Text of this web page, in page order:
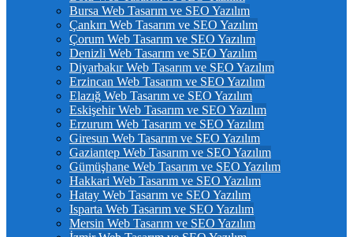
Bursa Web Tasarım ve SEO Yazılım
Çankırı Web Tasarım ve SEO Yazılım
Çorum Web Tasarım ve SEO Yazılım
Denizli Web Tasarım ve SEO Yazılım
Diyarbakır Web Tasarım ve SEO Yazılım
Erzincan Web Tasarım ve SEO Yazılım
Elazığ Web Tasarım ve SEO Yazılım
Eskişehir Web Tasarım ve SEO Yazılım
Erzurum Web Tasarım ve SEO Yazılım
Giresun Web Tasarım ve SEO Yazılım
Gaziantep Web Tasarım ve SEO Yazılım
Gümüşhane Web Tasarım ve SEO Yazılım
Hakkari Web Tasarım ve SEO Yazılım
Hatay Web Tasarım ve SEO Yazılım
Isparta Web Tasarım ve SEO Yazılım
Mersin Web Tasarım ve SEO Yazılım